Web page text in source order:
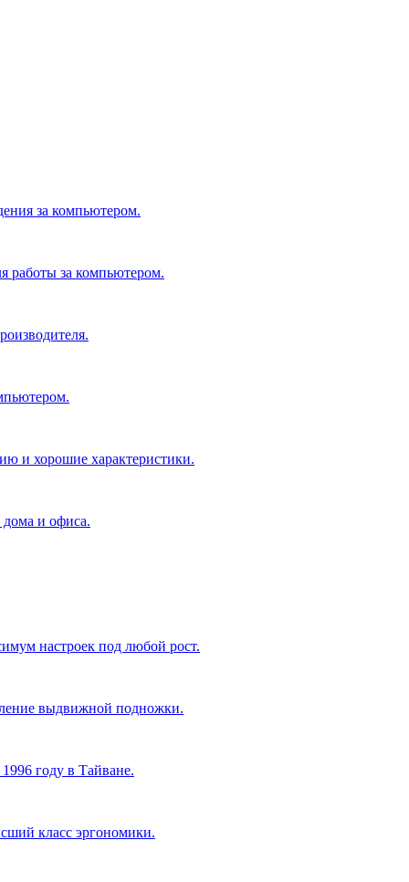
за компьютером.
работы за компьютером.
и хорошие характеристики.
дома и офиса.
настроек под любой рост.
выдвижной подножки.
году в Тайване.
класс эргономики.